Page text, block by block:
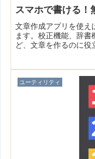
スマホで書ける！
文章作成アプリを使え
ます。校正機能、辞
ど、文章を作るのに役
ユーティリティ